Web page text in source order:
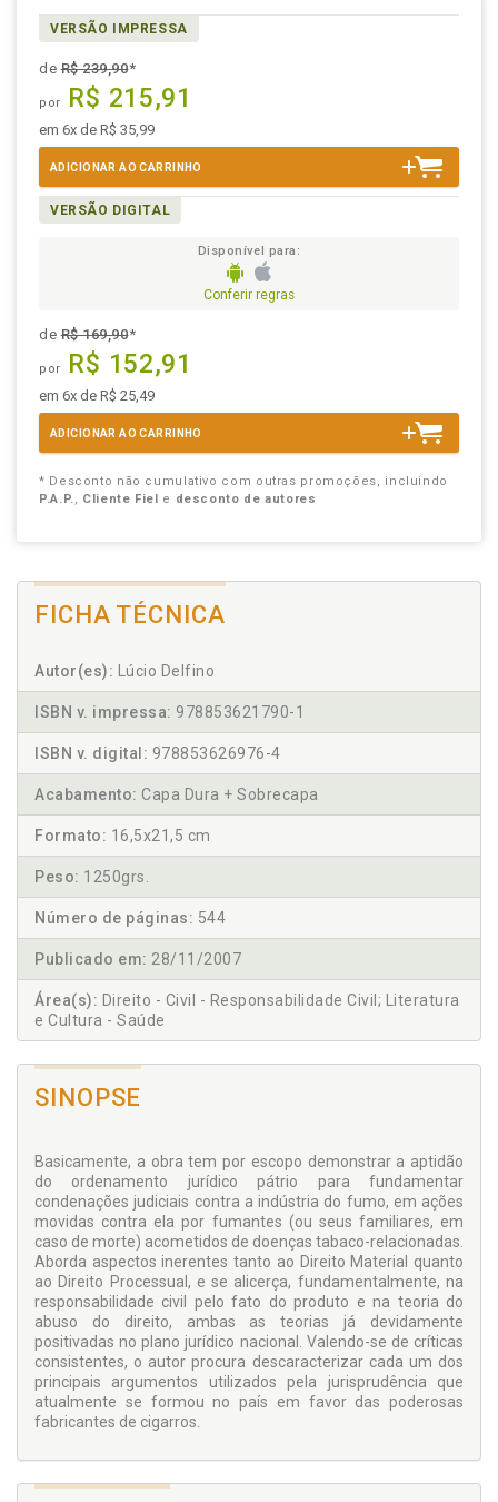
VERSÃO IMPRESSA
deR$ 239,90*
por R$ 215,91
em 6x de R$ 35,99
ADICIONAR AO CARRINHO
VERSÃO DIGITAL
Disponível para:
Conferir regras
deR$ 169,90*
por R$ 152,91
em 6x de R$ 25,49
ADICIONAR AO CARRINHO
* Desconto não cumulativo com outras promoções, incluindo
P.A.P., Cliente Fiel e desconto de autores
FICHA TÉCNICA
Autor(es): Lúcio Delfino
ISBN v. impressa: 978853621790-1
ISBN v. digital: 978853626976-4
Acabamento: Capa Dura + Sobrecapa
Formato: 16,5x21,5 cm
Peso: 1250grs.
Número de páginas: 544
Publicado em: 28/11/2007
Área(s): Direito - Civil - Responsabilidade Civil; Literatura
e Cultura - Saúde
SINOPSE
Basicamente, a obra tem por escopo demonstrar a aptidão
do ordenamento jurídico pátrio para fundamentar
condenações judiciais contra a indústria do fumo, em ações
movidas contra ela por fumantes (ou seus familiares, em
caso de morte) acometidos de doenças tabaco-relacionadas.
Aborda aspectos inerentes tanto ao Direito Material quanto
ao Direito Processual, e se alicerça, fundamentalmente, na
responsabilidade civil pelo fato do produto e na teoria do
abuso do direito, ambas as teorias já devidamente
positivadas no plano jurídico nacional. Valendo-se de críticas
consistentes, o autor procura descaracterizar cada um dos
principais argumentos utilizados pela jurisprudência que
atualmente se formou no país em favor das poderosas
fabricantes de cigarros.